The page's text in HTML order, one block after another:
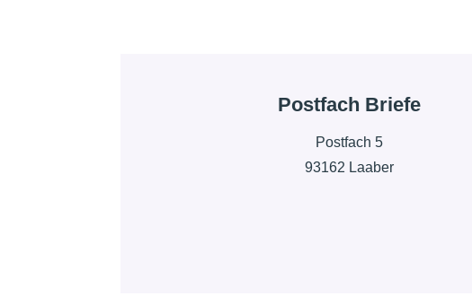
Postfach Briefe
Postfach 5
93162 Laaber